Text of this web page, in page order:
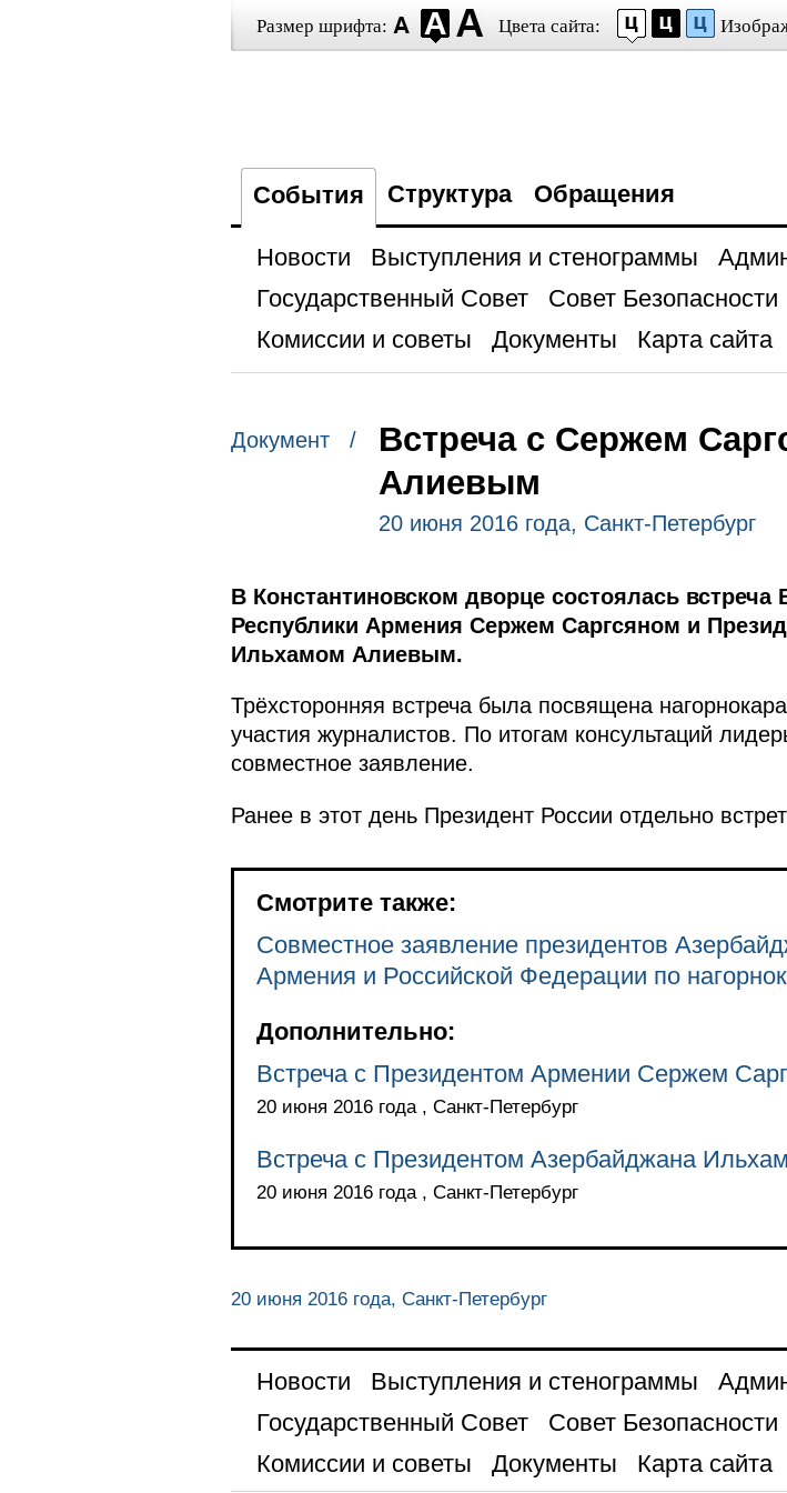
Размер шрифта: Цвета сайта:
События Структура Обращения
Новости Выступления и стенограммы
Государственный Совет
Совет Безопасности
Комиссии и советы
Документы Карта сайта
Документ /
Встреча с Сержем
Алиевым
20 июня 2016 года, Санкт-Петербург
В Константиновском дворце состоялась
Республики Армения Сержем Саргсяном и
Ильхамом Алиевым.
Трёхсторонняя встреча была посвящена
участия журналистов. По итогам консультаций
совместное заявление.
Ранее в этот день Президент России отдельно
Смотрите также:
Совместное заявление президентов
Армения и Российской Федерации по
Дополнительно:
Встреча с Президентом Армении Сержем
20 июня 2016 года , Санкт-Петербург
Встреча с Президентом Азербайджана
20 июня 2016 года , Санкт-Петербург
20 июня 2016 года, Санкт-Петербург
Новости Выступления и стенограммы
Государственный Совет
Совет Безопасности
Комиссии и советы
Документы Карта сайта